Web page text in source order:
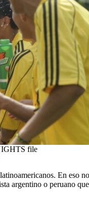
file
En eso
argentino o peruano